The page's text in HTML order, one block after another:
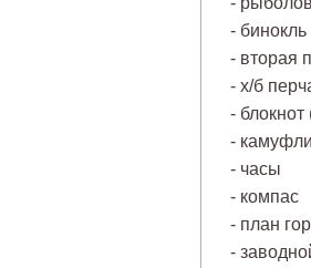
- бинокль
- вторая
- х/б
- блокнот
-
- часы
- компас
- план
-